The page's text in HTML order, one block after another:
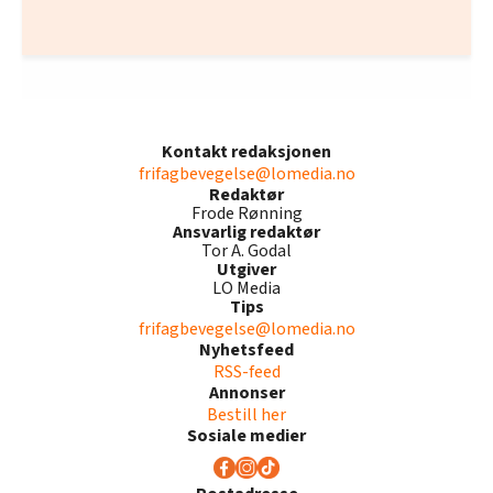
Kontakt redaksjonen
frifagbevegelse@lomedia.no
Redaktør
Frode Rønning
Ansvarlig redaktør
Tor A. Godal
Utgiver
LO Media
Tips
frifagbevegelse@lomedia.no
Nyhetsfeed
RSS-feed
Annonser
Bestill her
Sosiale medier